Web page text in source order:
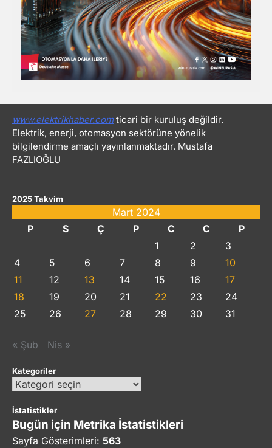
www.elektrikhaber.comticari bir kuruluş değildir.
Elektrik, enerji, otomasyon sektörüne yönelik
bilgilendirme amaçlı yayınlanmaktadır. Mustafa
FAZLIOĞLU
2025 Takvim
Mart 2024
P
S Ç P C C
P
1
2
3
4
5 6 7 8 9
10
11
12 13 14 15 16
17
18
19 20 21 22 23
24
25
26 27 28 29 30 31
« Şub Nis »
Kategoriler
Kategoriler
İstatistikler
Bugün için Metrika İstatistikleri
Sayfa Gösterimleri: 563